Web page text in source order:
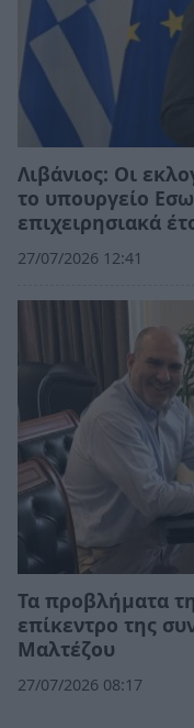
Λιβάνιος: Οι
το υπουργείο
επιχειρησιακά
27/07/2026 12:41
Τα προβλήματα
επίκεντρο της
Μαλτέζου
27/07/2026 08:17